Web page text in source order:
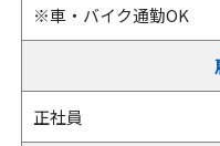
※車・バイク通勤OK
正社員